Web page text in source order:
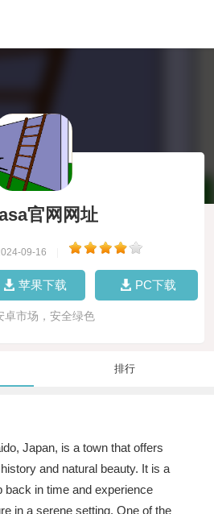
官网网址
09-16
苹果下载 PC下载
卓市场，安全绿色
排行
Japan, is a town that offers
and natural beauty. It is a
back in time and experience
in a serene setting. One of the